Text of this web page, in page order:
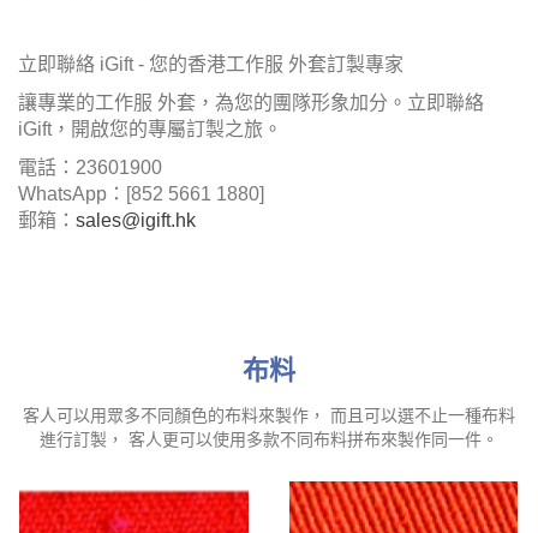
立即聯絡 iGift - 您的香港工作服 外套訂製專家
讓專業的工作服 外套，為您的團隊形象加分。立即聯絡
iGift，開啟您的專屬訂製之旅。
電話：23601900
WhatsApp：[852 5661 1880]
郵箱： sales@igift.hk
布料
客人可以用眾多不同顏色的布料來製作， 而且可以選不止一種布料
進行訂製， 客人更可以使用多款不同布料拼布來製作同一件。